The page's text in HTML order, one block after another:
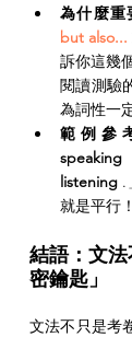
為什麼重
but also...
訴你這幾
閱讀測驗
為詞性一
範例參
speaking
listening .
就是平行！
結語：文
密鑰匙」
文法不只是考